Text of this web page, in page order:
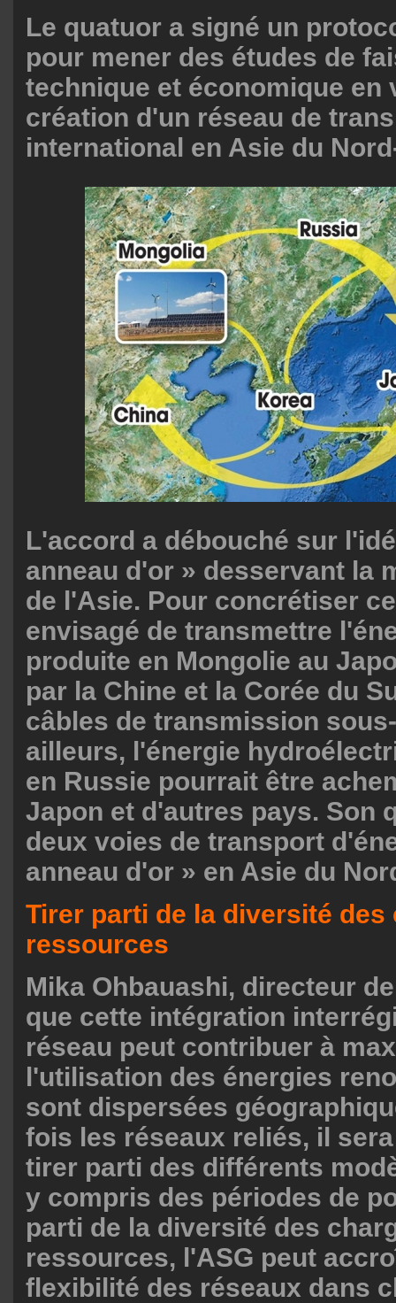
Le quatuor a signé un
pour mener des études de
technique et économique en
création d'un réseau de
international en Asie du
L'accord a débouché sur
anneau d'or » desservant la
de l'Asie. Pour concrétiser
envisagé de transmettre
produite en Mongolie au
par la Chine et la Corée du
câbles de transmission
ailleurs, l'énergie
en Russie pourrait être
Japon et d'autres pays. Son
deux voies de transport
anneau d'or » en Asie du
Tirer parti de la diversité des
ressources
Mika Ohbauashi, directeur
que cette intégration
réseau peut contribuer à
l'utilisation des énergies
sont dispersées
fois les réseaux reliés, il
tirer parti des différents
y compris des périodes de
parti de la diversité des
ressources, l'ASG peut
flexibilité des réseaux dans